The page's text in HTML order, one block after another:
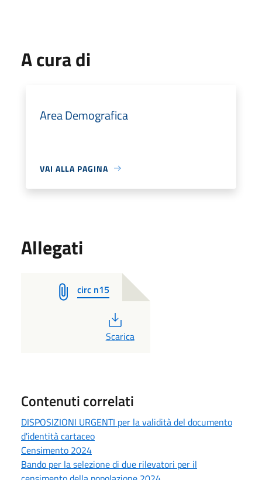
A cura di
Area Demografica
VAI ALLA PAGINA
Allegati
circ n15
PDF
Scarica
Contenuti correlati
DISPOSIZIONI URGENTI per la validità del documento
d'identità cartaceo
Censimento 2024
Bando per la selezione di due rilevatori per il